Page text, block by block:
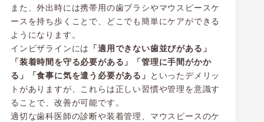
また、外出時には携帯用の歯ブラシやマウスピースケ
ースを持ち歩くことで、どこでも簡単にケアができる
ようになります。
インビザラインには 「適用できない歯並びがある」
「装着時間を守る必要がある」「管理に手間がかか
る」「食事に気を遣う必要がある」 といったデメリッ
トがありますが、これらは正しい習慣や管理を意識す
ることで、改善が可能です。
適切な歯科医師の診断や装着管理、マウスピースのケ